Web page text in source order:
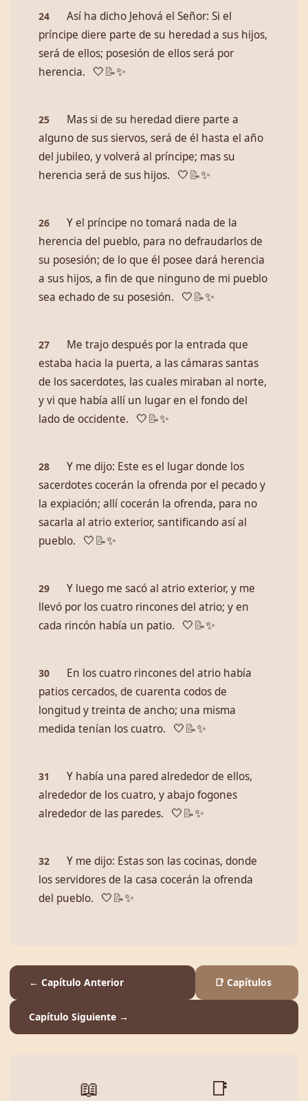
24
Así ha dicho Jehová el Señor: Si el
príncipe diere parte de su heredad a sus hijos,
será de ellos; posesión de ellos será por
herencia.
🤍 📝✨
25
Mas si de su heredad diere parte a
alguno de sus siervos, será de él hasta el año
del jubileo, y volverá al príncipe; mas su
herencia será de sus hijos.
🤍 📝✨
26
Y el príncipe no tomará nada de la
herencia del pueblo, para no defraudarlos de
su posesión; de lo que él posee dará herencia
a sus hijos, a fin de que ninguno de mi pueblo
sea echado de su posesión.
🤍 📝✨
27
Me trajo después por la entrada que
estaba hacia la puerta, a las cámaras santas
de los sacerdotes, las cuales miraban al norte,
y vi que había allí un lugar en el fondo del
lado de occidente.
🤍 📝✨
28
Y me dijo: Este es el lugar donde los
sacerdotes cocerán la ofrenda por el pecado y
la expiación; allí cocerán la ofrenda, para no
sacarla al atrio exterior, santificando así al
pueblo.
🤍 📝✨
29
Y luego me sacó al atrio exterior, y me
llevó por los cuatro rincones del atrio; y en
cada rincón había un patio.
🤍 📝✨
30
En los cuatro rincones del atrio había
patios cercados, de cuarenta codos de
longitud y treinta de ancho; una misma
medida tenían los cuatro.
🤍 📝✨
31
Y había una pared alrededor de ellos,
alrededor de los cuatro, y abajo fogones
alrededor de las paredes.
🤍 📝✨
32
Y me dijo: Estas son las cocinas, donde
los servidores de la casa cocerán la ofrenda
del pueblo.
🤍 📝✨
← Capítulo Anterior 📑 Capítulos
Capítulo Siguiente →
📖 📑